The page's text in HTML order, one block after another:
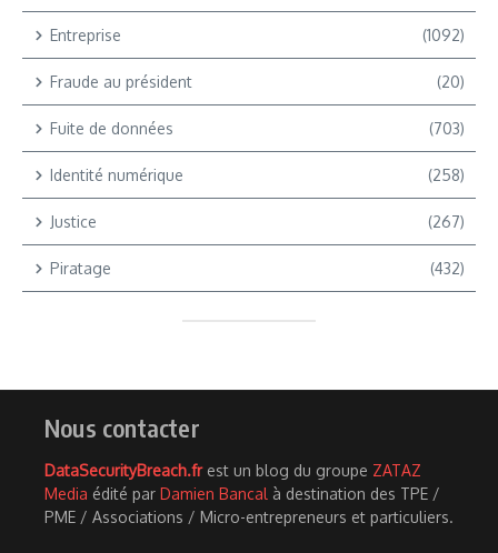
Entreprise (1092)
Fraude au président (20)
Fuite de données (703)
Identité numérique (258)
Justice (267)
Piratage (432)
Nous contacter
DataSecurityBreach.frest un blog du groupe ZATAZ
Media édité par Damien Bancal à destination des TPE /
PME / Associations / Micro-entrepreneurs et particuliers.